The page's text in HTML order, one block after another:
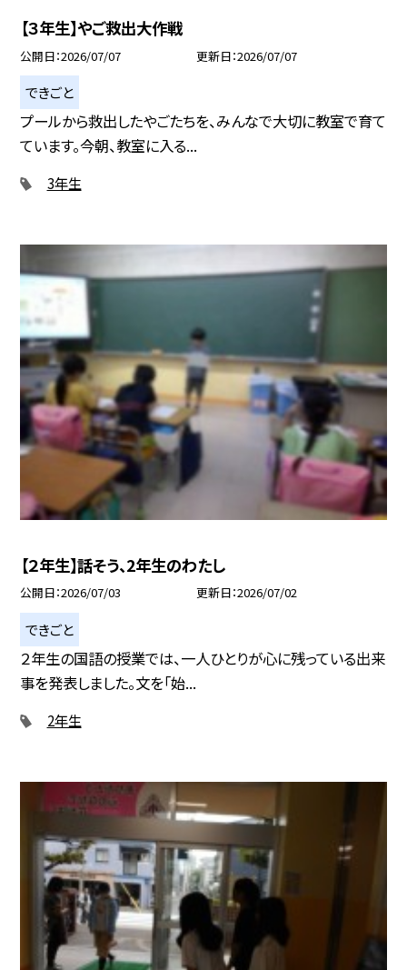
【３年生】やご救出大作戦
公開日 2026/07/07 更新日 2026/07/07
できごと
プールから救出したやごたちを、みんなで大切に教室で育て
ています。今朝、教室に入る...
3年生
【２年生】話そう、2年生のわたし
公開日 2026/07/03 更新日 2026/07/02
できごと
２年生の国語の授業では、一人ひとりが心に残っている出来
事を発表しました。文を「始...
2年生